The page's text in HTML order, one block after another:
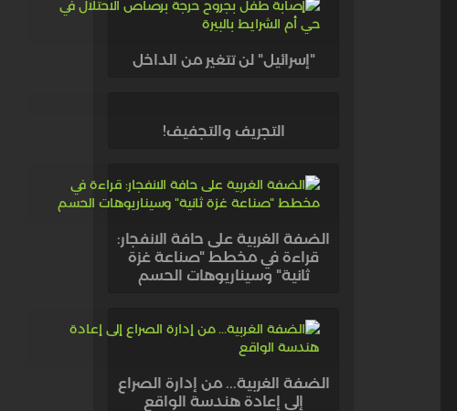
"إسرائيل" لن تتغير من الداخل
التجريف والتجفيف!
الضفة الغربية على حافة الانفجار:
قراءة في مخطط "صناعة غزة
ثانية" وسيناريوهات الحسم
الضفة الغربية... من إدارة الصراع
إلى إعادة هندسة الواقع